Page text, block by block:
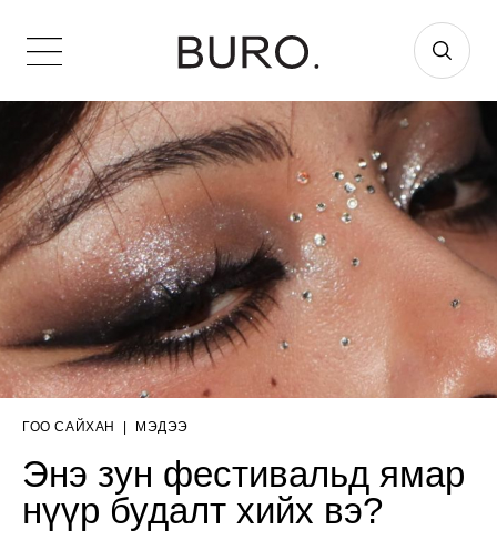
ГОО САЙХАН МЭДЭЭ
Энэ зун фестивальд ямар
нүүр будалт хийх вэ?